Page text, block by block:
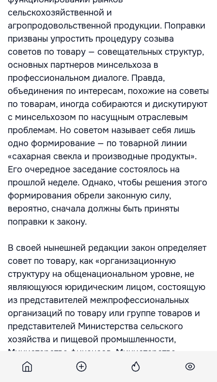
сельскохозяйственной и
агропродовольственной продукции. Поправки
призваны упростить процедуру созыва
советов по товару — совещательных структур,
основных партнеров минсельхоза в
профессиональном диалоге. Правда,
объединения по интересам, похожие на советы
по товарам, иногда собираются и дискутируют
с минсельхозом по насущным отраслевым
проблемам. Но советом называет себя лишь
одно формирование — по товарной линии
«сахарная свекла и производные продукты».
Его очередное заседание состоялось на
прошлой неделе. Однако, чтобы решения этого
формирования обрели законную силу,
вероятно, сначала должны быть приняты
поправки к закону.
В своей нынешней редакции закон определяет
совет по товару, как «организационную
структуру на общенациональном уровне, не
являющуюся юридическим лицом, состоящую
из представителей межпрофессиональных
организаций по товару или группе товаров и
представителей Министерства сельского
хозяйства и пищевой промышленности,
Министерства финансов, Министерства
экономики и торговли, Национального